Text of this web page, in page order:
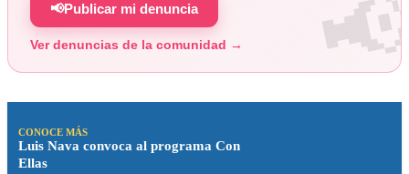
📢Publicar mi denuncia
Ver denuncias de la comunidad →
CONOCE MÁS
Luis Nava convoca al programa Con
Ellas